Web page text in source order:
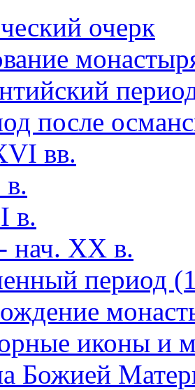
очерк
после
вв.
в.
нач. ХХ в.
период
иконы и
Божией